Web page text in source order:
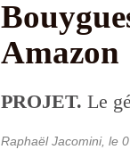
Amazon
PROJET. Le
Raphaël Jacomini, le